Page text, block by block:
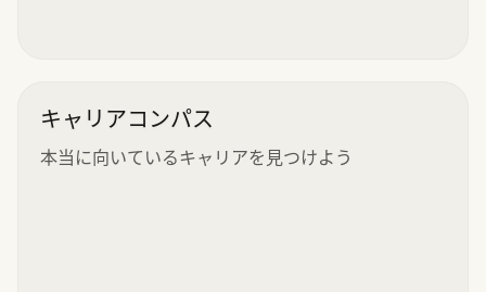
キャリアコンパス
本当に向いているキャリアを見つけよう